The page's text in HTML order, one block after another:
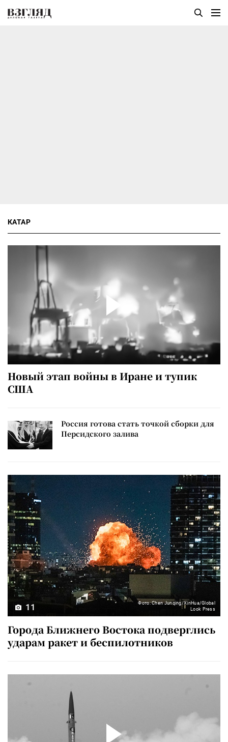
КАТАР
Новый этап войны в Иране и тупик
США
Россия готова стать точкой сборки для
Персидского залива
11
Фото: Chen Junqing/XinHua/Global
Look Press
Города Ближнего Востока подверглись
ударам ракет и беспилотников